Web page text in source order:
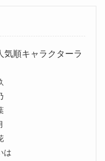
気順キャラクターラ
は